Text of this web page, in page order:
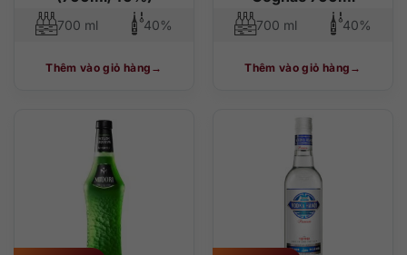
700 ml 40%
Thêm vào giỏ hàng
700 ml 40%
Thêm vào giỏ hàng